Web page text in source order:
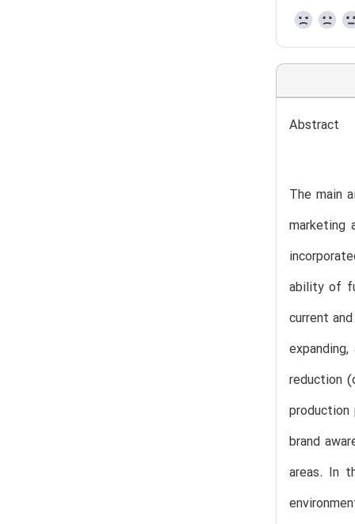
Abstract
The main
marketing
ability of
current
reduction
production
brand
areas. In